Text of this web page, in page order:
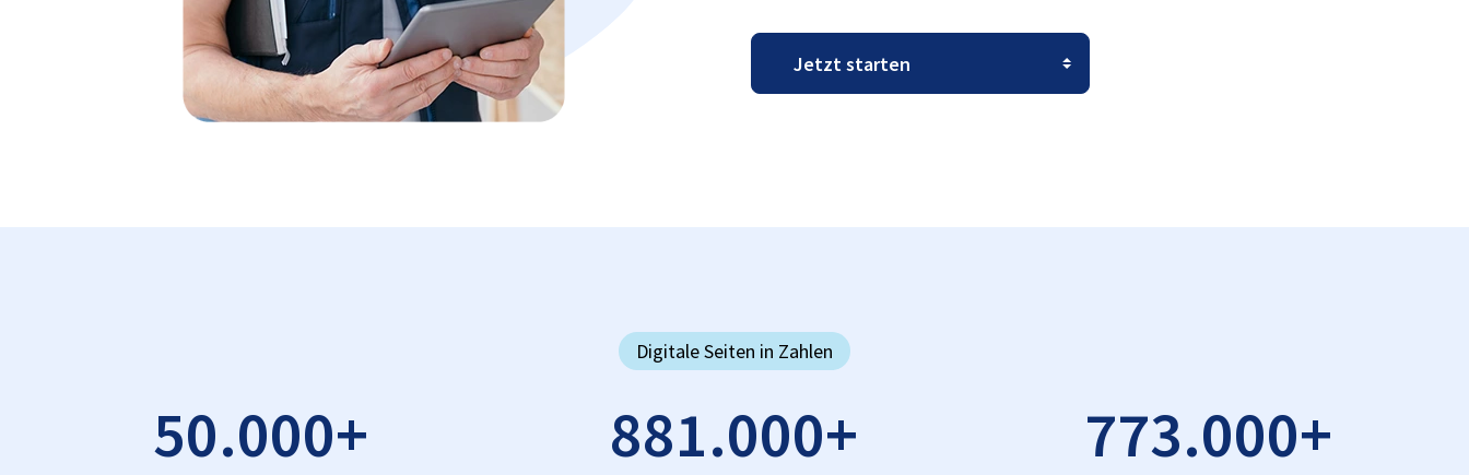
Digitale Seiten in Zahlen
50.000+ 881.000+ 773.000+